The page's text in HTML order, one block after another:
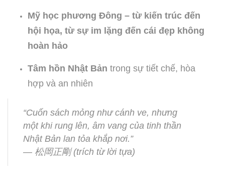
Mỹ học phương Đông – từ kiến trúc đến
hội họa, từ sự im lặng đến cái đẹp không
hoàn hảo
Tâm hồn Nhật Bản trong sự tiết chế, hòa
hợp và an nhiên
“Cuốn sách mỏng như cánh ve, nhưng
một khi rung lên, âm vang của tinh thần
Nhật Bản lan tỏa khắp nơi.”
— 松岡正剛 (trích từ lời tựa)